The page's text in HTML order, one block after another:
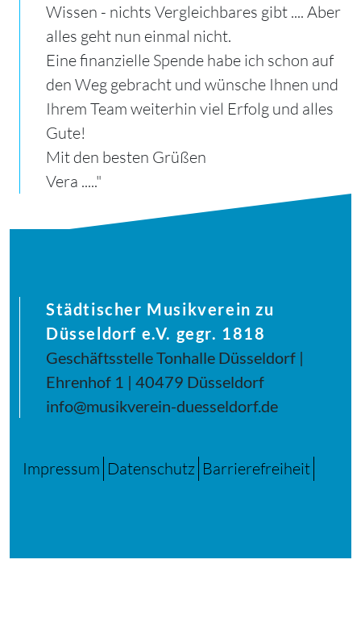
Wissen - nichts Vergleichbares gibt .... Aber
alles geht nun einmal nicht.
Eine finanzielle Spende habe ich schon auf
den Weg gebracht und wünsche Ihnen und
Ihrem Team weiterhin viel Erfolg und alles
Gute!
Mit den besten Grüßen
Vera ....."
Städtischer Musikverein zu
Düsseldorf e.V. gegr. 1818
Geschäftsstelle Tonhalle Düsseldorf |
Ehrenhof 1 | 40479 Düsseldorf
info@musikverein-duesseldorf.de
Impressum Datenschutz Barrierefreiheit